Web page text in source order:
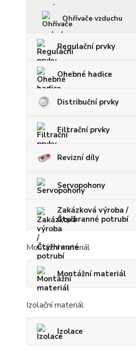
Ohřívače vzduchu
Regulační prvky
Ohebné hadice
Distribuční prvky
Filtrační prvky
Revizní díly
Servopohony
Zakázková výroba /
Čtyřhranné potrubí
Montážní materiál
Montážní materiál
Izolační materiál
Izolace